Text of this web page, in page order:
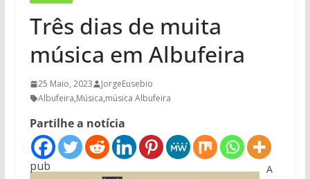
Três dias de muita
música em Albufeira
25 Maio, 2023
JorgeEusebio
Albufeira,Música,música Albufeira
Partilhe a notícia
pub
A